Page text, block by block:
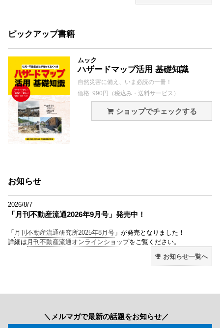
ピックアップ書籍
ムック
ハザードマップ活用 基礎知識
自然災害に備え、いま必読の一冊！
価格: 990円（税込み・送料サービス）
ショップでチェックする
お知らせ
2026/8/7
「月刊不動産流通2026年9月号」発売中！
「 月刊不動産流通研究所2025年8月号 」が発売となりました！
詳細は 月刊不動産流通オンラインショップをご覧ください。
お知らせ一覧へ
＼メルマガで最新の話題をお知らせ／